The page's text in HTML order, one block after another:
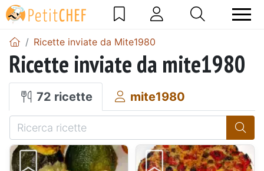
Ricette inviate da Mite1980
Ricette inviate da mite1980
72 ricette mite1980